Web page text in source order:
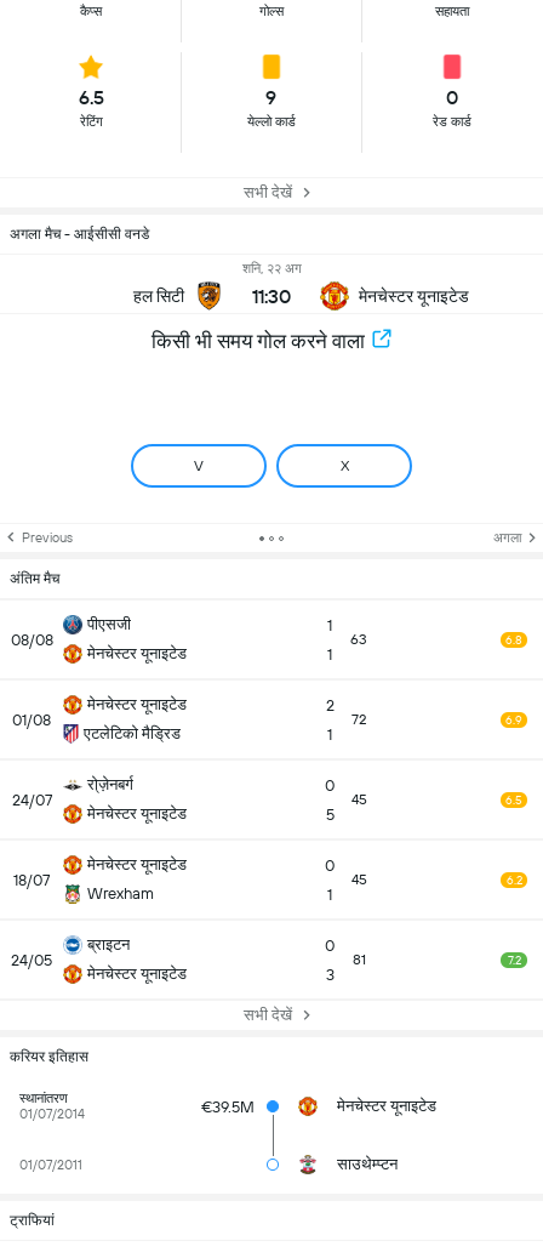
कैप्स गोल्स सहायता
6.5
रेटिंग
9
येल्लो कार्ड
0
रेड कार्ड
सभी देखें
अगला मैच - आईसीसी वनडे
हल सिटी
शनि, २२ अग
11:30 मेनचेस्टर यूनाइटेड
किसी भी समय गोल करने वाला
V X
Previous अगला
अंतिम मैच
08/08
पीएसजी
मेनचेस्टर यूनाइटेड
1
1
63 6.8
01/08
मेनचेस्टर यूनाइटेड
एटलेटिको मैड्रिड
2
1
72 6.9
24/07
रो्ज़ेनबर्ग
मेनचेस्टर यूनाइटेड
0
5
45 6.5
18/07
मेनचेस्टर यूनाइटेड
Wrexham
0
1
45 6.2
24/05
ब्राइटन
मेनचेस्टर यूनाइटेड
0
3
81 7.2
सभी देखें
करियर इतिहास
स्थानांतरण
01/07/2014
€39.5M मेनचेस्टर यूनाइटेड
01/07/2011 साउथेम्प्टन
ट्राफियां